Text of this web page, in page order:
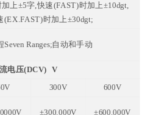
上±5字,快速(FAST)时加上±10dgt,
(EX.FAST)时加上±30dgt;
Seven Ranges;自动和手动
电压(DCV) V
300V 600V
±300.000V ±600.000V